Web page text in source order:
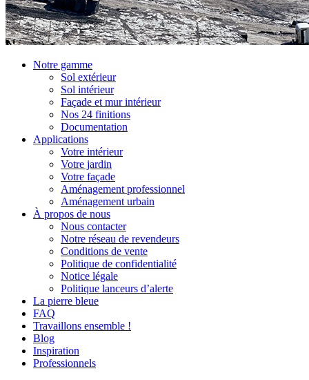
Notre gamme
Sol extérieur
Sol intérieur
Façade et mur intérieur
Nos 24 finitions
Documentation
Applications
Votre intérieur
Votre jardin
Votre façade
Aménagement professionnel
Aménagement urbain
À propos de nous
Nous contacter
Notre réseau de revendeurs
Conditions de vente
Politique de confidentialité
Notice légale
Politique lanceurs d’alerte
La pierre bleue
FAQ
Travaillons ensemble !
Blog
Inspiration
Professionnels